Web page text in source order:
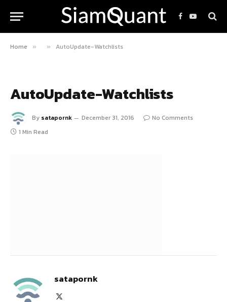
Facebook
YouTube
Home » » AutoUpdate-Watchlists
AutoUpdate-Watchlists
By satapornk December 31, 2016
No Comments
1 Min Read
satapornk